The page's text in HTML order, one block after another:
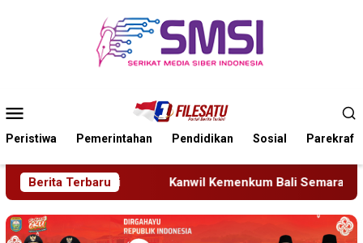
Mobile
Peristiwa Pemerintahan Pendidikan Sosial Parekraf
Berita Terbaru
Kanwil Kemenkum Bali Semarakkan Hari Pengayoman ke-81